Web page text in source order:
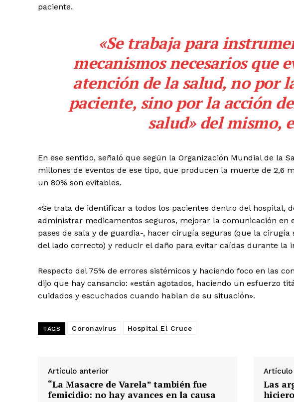
paciente.
«Se trabaja para
mecanismos necesarios que
atención de la salud, no por
paciente, sino por la acción
salud» del mismo,
En ese sentido, señaló que según la Organización Mundial de la
millones de eventos de ese tipo, que producen la muerte de 2,6
un 80% son evitables.
«Se trata de identificar a todos los pacientes dentro del hospital,
administrar medicamentos seguros, mejorar la comunicación en
pases de sala y de guardia-, hacer cirugía seguras (que la
del lado correcto) y reducir el daño para evitar caídas durante la
Respecto del 75% de errores sistémicos y haciendo foco en las
dijo que hay cansancio: «están agotados, haciendo un esfuerzo
cuidados y escuchados cuando hablan de su situación».
TAGS Coronavirus Hospital El Cruce
Artículo anterior
“La Masacre de Varela” también fue
femicidio: no hay avances en la causa
Artículo
Las